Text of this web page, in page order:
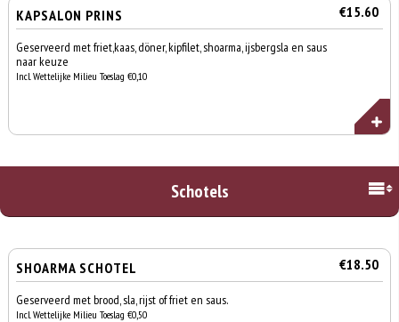
KAPSALON PRINS €15.60
Geserveerd met friet,kaas, döner, kipfilet, shoarma, ijsbergsla en saus
naar keuze
Incl. Wettelijke Milieu Toeslag €0,10
Schotels
SHOARMA SCHOTEL €18.50
Geserveerd met brood, sla, rijst of friet en saus.
Incl. Wettelijke Milieu Toeslag €0,50